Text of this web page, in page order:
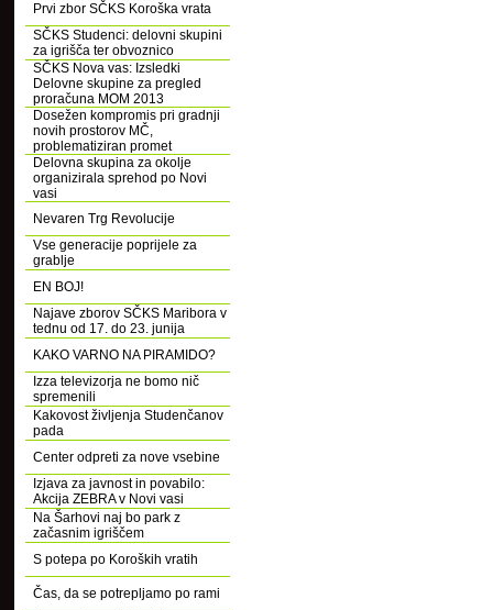
Prvi zbor SČKS Koroška vrata
SČKS Studenci: delovni skupini
za igrišča ter obvoznico
SČKS Nova vas: Izsledki
Delovne skupine za pregled
proračuna MOM 2013
Dosežen kompromis pri gradnji
novih prostorov MČ,
problematiziran promet
Delovna skupina za okolje
organizirala sprehod po Novi
vasi
Nevaren Trg Revolucije
Vse generacije poprijele za
grablje
EN BOJ!
Najave zborov SČKS Maribora v
tednu od 17. do 23. junija
KAKO VARNO NA PIRAMIDO?
Izza televizorja ne bomo nič
spremenili
Kakovost življenja Studenčanov
pada
Center odpreti za nove vsebine
Izjava za javnost in povabilo:
Akcija ZEBRA v Novi vasi
Na Šarhovi naj bo park z
začasnim igriščem
S potepa po Koroških vratih
Čas, da se potrepljamo po rami